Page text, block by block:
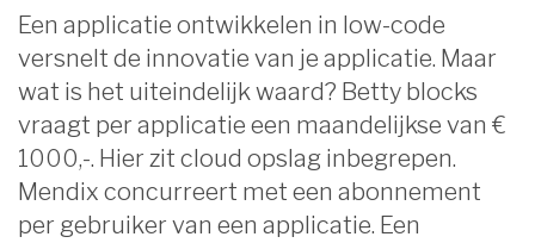
Een applicatie ontwikkelen in low-code
versnelt de innovatie van je applicatie. Maar
wat is het uiteindelijk waard? Betty blocks
vraagt per applicatie een maandelijkse van €
1000,-. Hier zit cloud opslag inbegrepen.
Mendix concurreert met een abonnement
per gebruiker van een applicatie. Een